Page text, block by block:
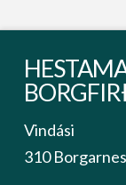
Vindási
310 Borgarnes